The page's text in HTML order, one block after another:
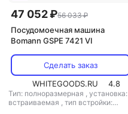
47 052 ₽56 033 ₽
Посудомоечная машина
Bomann GSPE 7421 VI
Сделать заказ
WHITEGOODS.RU
4.8
Тип: полноразмерная , установка:
встраиваемая , тип встройки: